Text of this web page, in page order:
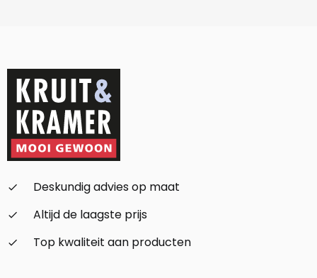
check_small
Deskundig advies op maat
check_small
Altijd de laagste prijs
check_small
Top kwaliteit aan producten